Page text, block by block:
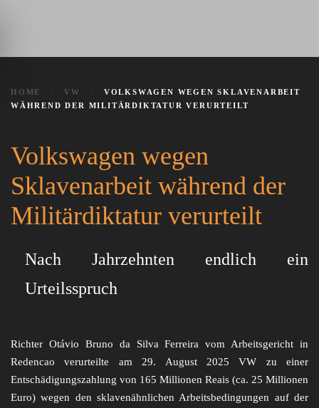
HOME VW
VOLKSWAGEN WEGEN SKLAVENARBEIT
WÄHREND DER MILITÄRDIKTATUR VERURTEILT
Volkswagen wegen
Sklavenarbeit während der
Militärdiktatur verurteilt
Nach Jahrzehnten endlich ein
Urteilsspruch
Richter Otávio Bruno da Silva Ferreira vom Arbeitsgericht in
Redencao verurteilte am 29. August 2025 VW zu einer
Entschädigungszahlung von 165 Millionen Reais (ca. 25 Millionen
Euro) wegen den sklavenähnlichen Arbeitsbedingungen auf der